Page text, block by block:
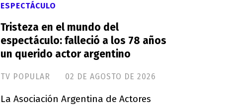
Tristeza en el mundo del
espectáculo: falleció a los 78 años
un querido actor argentino
TV POPULAR
ESPECTÁCULO
02 DE AGOSTO DE 2026
La Asociación Argentina de Actores